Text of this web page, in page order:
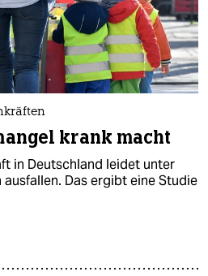
krank macht
in Deutschland leidet unter
Das ergibt eine Studie